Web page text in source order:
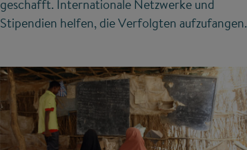
geschafft. Internationale Netzwerke und
Stipendien helfen, die Verfolgten aufzufangen.